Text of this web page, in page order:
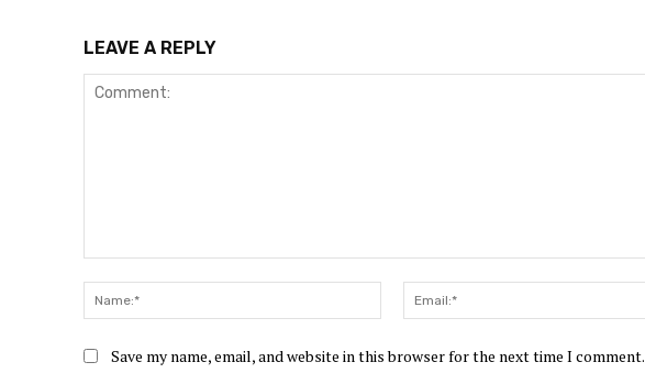
LEAVE A REPLY
Name:*
Save my name, email, and website in this browser for the next time I comment.